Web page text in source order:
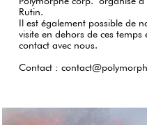
Rutin.
Il est également possible de
visite en dehors de ces temps
contact avec nous.
Contact :